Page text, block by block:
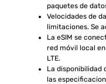
paquetes de
Velocidades de
limitaciones. Se
La eSIM se
red móvil local
LTE.
La disponibilidad
las